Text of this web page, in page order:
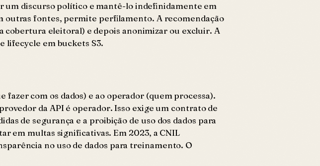
um discurso político e mantê-lo indefinidamente em
outras fontes, permite perfilamento. A recomendação
cobertura eleitoral) e depois anonimizar ou excluir. A
lifecycle em buckets S3.
fazer com os dados) e ao operador (quem processa).
da API é operador. Isso exige um contrato de
de segurança e a proibição de uso dos dados para
em multas significativas. Em 2023, a CNIL
no uso de dados para treinamento. O